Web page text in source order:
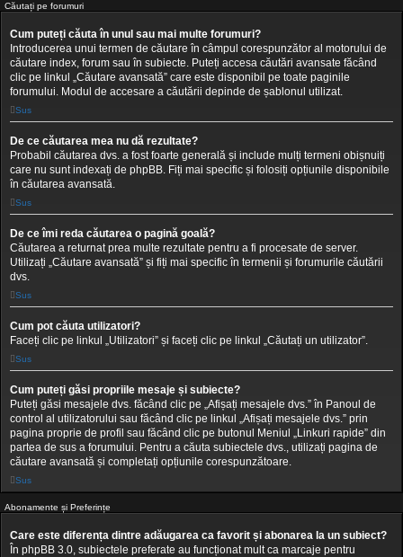
Căutați pe forumuri
Cum puteți căuta în unul sau mai multe forumuri?
Introducerea unui termen de căutare în câmpul corespunzător al motorului de
căutare index, forum sau în subiecte. Puteți accesa căutări avansate făcând
clic pe linkul „Căutare avansată” care este disponibil pe toate paginile
forumului. Modul de accesare a căutării depinde de șablonul utilizat.
Sus
De ce căutarea mea nu dă rezultate?
Probabil căutarea dvs. a fost foarte generală și include mulți termeni obișnuiți
care nu sunt indexați de phpBB. Fiți mai specific și folosiți opțiunile disponibile
în căutarea avansată.
Sus
De ce îmi reda căutarea o pagină goală?
Căutarea a returnat prea multe rezultate pentru a fi procesate de server.
Utilizați „Căutare avansată” și fiți mai specific în termenii și forumurile căutării
dvs.
Sus
Cum pot căuta utilizatori?
Faceți clic pe linkul „Utilizatori” și faceți clic pe linkul „Căutați un utilizator”.
Sus
Cum puteți găsi propriile mesaje și subiecte?
Puteți găsi mesajele dvs. făcând clic pe „Afișați mesajele dvs.” în Panoul de
control al utilizatorului sau făcând clic pe linkul „Afișați mesajele dvs.” prin
pagina proprie de profil sau făcând clic pe butonul Meniul „Linkuri rapide” din
partea de sus a forumului. Pentru a căuta subiectele dvs., utilizați pagina de
căutare avansată și completați opțiunile corespunzătoare.
Sus
Abonamente și Preferințe
Care este diferența dintre adăugarea ca favorit și abonarea la un subiect?
În phpBB 3.0, subiectele preferate au funcționat mult ca marcaje pentru